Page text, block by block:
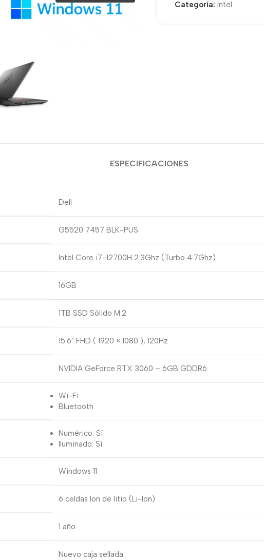
Categoría: Intel
ESPECIFICACIONES
Dell
G5520 7457 BLK-PUS
Intel Core i7-12700H 2.3Ghz (Turbo 4.7Ghz)
16GB
1TB SSD Sólido M.2
15.6" FHD ( 1920 × 1080 ), 120Hz
NVIDIA GeForce RTX 3060 – 6GB GDDR6
Wi-Fi
Bluetooth
Numérico: Sí
Iluminado: Sí
Windows 11
6 celdas Ion de litio (Li-Ion)
1 año
Nuevo caja sellada